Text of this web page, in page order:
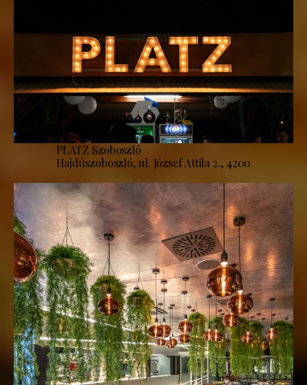
PLATZ Szoboszló
Hajdúszoboszló, ul. József Attila 2., 4200